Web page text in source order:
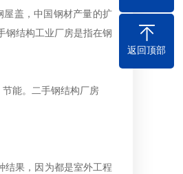
盖，中国钢材产量的扩
钢结构工业厂房是指在钢
能。二手钢结构厂房
果，因为都是室外工程
返回顶部